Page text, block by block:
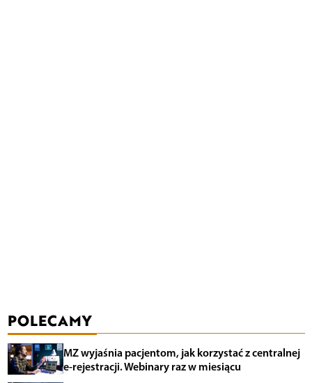
POLECAMY
MZ wyjaśnia pacjentom, jak korzystać z centralnej
e-rejestracji. Webinary raz w miesiącu